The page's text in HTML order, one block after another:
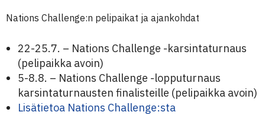
Nations Challenge:n pelipaikat ja ajankohdat
22-25.7. – Nations Challenge -karsintaturnaus
(pelipaikka avoin)
5-8.8. – Nations Challenge -lopputurnaus
karsintaturnausten finalisteille (pelipaikka avoin)
Lisätietoa Nations Challenge:sta